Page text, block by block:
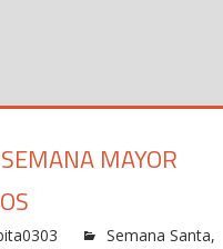
MAYOR
Semana Santa,